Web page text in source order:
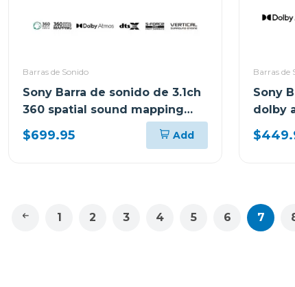
Barras de Sonido
Sony Barra de sonido de 3.1ch
360 spatial sound mapping
dolby atmos a3000
$699.95 Add
Barras de
Sony
dolby
1 2 3 4 5 6 7